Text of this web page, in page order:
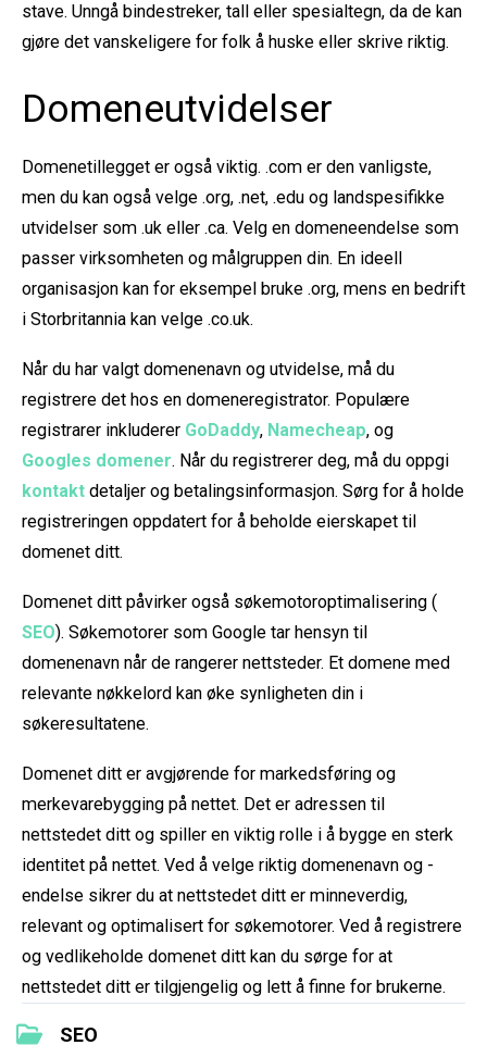
SEO
stave. Unngå bindestreker, tall eller spesialtegn, da de kan
gjøre det vanskeligere for folk å huske eller skrive riktig.
Domeneutvidelser
Domenetillegget er også viktig. .com er den vanligste,
men du kan også velge .org, .net, .edu og landspesifikke
utvidelser som .uk eller .ca. Velg en domeneendelse som
passer virksomheten og målgruppen din. En ideell
organisasjon kan for eksempel bruke .org, mens en bedrift
i Storbritannia kan velge .co.uk.
Når du har valgt domenenavn og utvidelse, må du
registrere det hos en domeneregistrator. Populære
registrarer inkluderer GoDaddy, Namecheap, og
Googles domener. Når du registrerer deg, må du oppgi
kontakt detaljer og betalingsinformasjon. Sørg for å holde
registreringen oppdatert for å beholde eierskapet til
domenet ditt.
Domenet ditt påvirker også søkemotoroptimalisering (
SEO). Søkemotorer som Google tar hensyn til
domenenavn når de rangerer nettsteder. Et domene med
relevante nøkkelord kan øke synligheten din i
søkeresultatene.
Domenet ditt er avgjørende for markedsføring og
merkevarebygging på nettet. Det er adressen til
nettstedet ditt og spiller en viktig rolle i å bygge en sterk
identitet på nettet. Ved å velge riktig domenenavn og -
endelse sikrer du at nettstedet ditt er minneverdig,
relevant og optimalisert for søkemotorer. Ved å registrere
og vedlikeholde domenet ditt kan du sørge for at
nettstedet ditt er tilgjengelig og lett å finne for brukerne.